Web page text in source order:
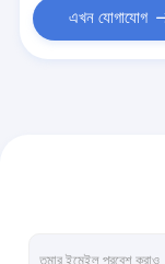
যোগাযোগ করুন
বাথরুম পণ্য ধারক
এখন যোগাযোগ